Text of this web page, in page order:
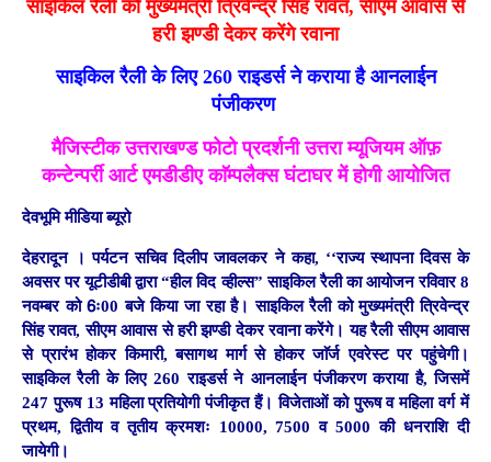
साइकिल रैली को मुख्यमंत्री त्रिवेन्द्र सिंह रावत, सीएम आवास से
हरी झण्डी देकर करेंगे रवाना
साइकिल रैली के लिए 260 राइडर्स ने कराया है आनलाईन
पंजीकरण
मैजिस्टीक उत्तराखण्ड फोटो प्रदर्शनी उत्तरा म्यूजियम ऑफ़
कन्टेन्पर्री आर्ट एमडीडीए काॅम्पलैक्स घंटाघर में होगी आयोजित
देवभूमि मीडिया ब्यूरो
देहरादून ।पर्यटन सचिव दिलीप जावलकर ने कहा, ‘‘राज्य स्थापना दिवस के
अवसर पर यूटीडीबी द्वारा “हील विद व्हील्स” साइकिल रैली का आयोजन रविवार 8
नवम्बर को 6ः00 बजे किया जा रहा है। साइकिल रैली को मुख्यमंत्री त्रिवेन्द्र
सिंह रावत, सीएम आवास से हरी झण्डी देकर रवाना करेंगे। यह रैली सीएम आवास
से प्रारंभ होकर किमारी, बसागथ मार्ग से होकर जाॅर्ज एवरेस्ट पर पहुंचेगी।
साइकिल रैली के लिए 260 राइडर्स ने आनलाईन पंजीकरण कराया है, जिसमें
247 पुरूष 13 महिला प्रतियोगी पंजीकृत हैं। विजेताओं को पुरूष व महिला वर्ग में
प्रथम, द्वितीय व तृतीय क्रमशः 10000, 7500 व 5000 की धनराशि दी
जायेगी।